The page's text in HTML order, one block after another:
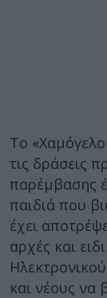
Το
τις δράσεις
παρέμβασης
παιδιά που
έχει
αρχές και
και νέους να